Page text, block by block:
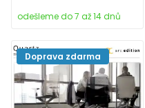
odešleme do 7 až 14 dnů
Doprava zdarma